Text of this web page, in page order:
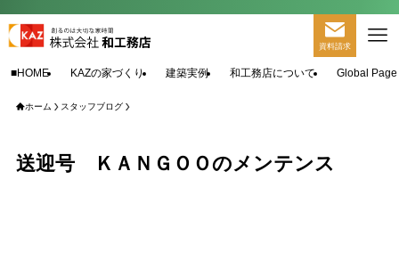
資料請求
■HOME KAZの家づくり 建築実例 和工務店について Global
ホーム スタッフブログ
送迎号 ＫＡＮＧＯＯのメンテンス